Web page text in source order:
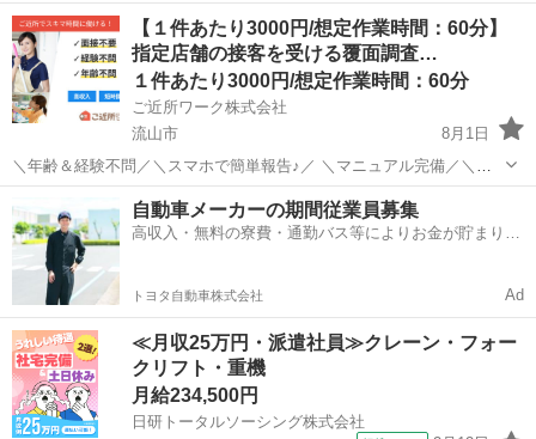
得意科目のみでOK><丁寧な研修制度あり> <服装>スーツ着用 勤務中
の服装はスーツ着用です。 ビシッと決めて、生徒たちの見本となる存
在に! この求人は職業紹...
アルバイト・パート
【１件あたり3000円/想定作業時間：60分】
指定店舗の接客を受ける覆面調査…
１件あたり3000円/想定作業時間：60分
ご近所ワーク株式会社
流山市
8月1日
＼年齢＆経験不問／＼スマホで簡単報告♪／ ＼マニュアル完備／＼ス
キマ時間のお小遣い稼ぎにぴったり／ ※業務委託なので履歴書不要で
す。 指定店舗の接客を受ける覆面調査のお仕事のお仕事です♪ 指定店
舗へ訪問する覆面調査・報告...
その他 1件
自動車メーカーの期間従業員募集
高収入・無料の寮費・通勤バス等によりお金が貯まりや
トヨタ自動車株式会社 Ad
≪月収25万円・派遣社員≫クレーン・フォー
クリフト・重機
月給234,500円
日研トータルソーシング株式会社